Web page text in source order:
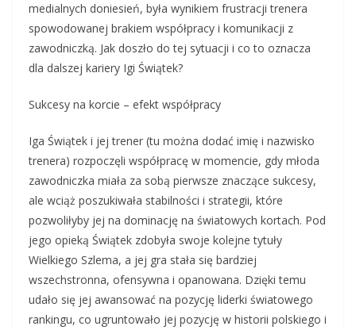
medialnych doniesień, była wynikiem frustracji trenera
spowodowanej brakiem współpracy i komunikacji z
zawodniczką. Jak doszło do tej sytuacji i co to oznacza
dla dalszej kariery Igi Świątek?
Sukcesy na korcie – efekt współpracy
Iga Świątek i jej trener (tu można dodać imię i nazwisko
trenera) rozpoczęli współpracę w momencie, gdy młoda
zawodniczka miała za sobą pierwsze znaczące sukcesy,
ale wciąż poszukiwała stabilności i strategii, które
pozwoliłyby jej na dominację na światowych kortach. Pod
jego opieką Świątek zdobyła swoje kolejne tytuły
Wielkiego Szlema, a jej gra stała się bardziej
wszechstronna, ofensywna i opanowana. Dzięki temu
udało się jej awansować na pozycję liderki światowego
rankingu, co ugruntowało jej pozycję w historii polskiego i